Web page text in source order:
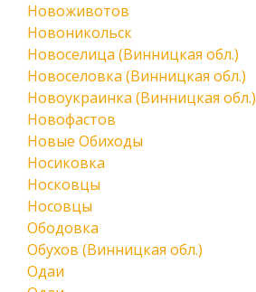
Новоживотов
Новоникольск
Новоселица (Винницкая обл.)
Новоселовка (Винницкая обл.)
Новоукраинка (Винницкая обл.)
Новофастов
Новые Обиходы
Носиковка
Носковцы
Носовцы
Ободовка
Обухов (Винницкая обл.)
Одаи